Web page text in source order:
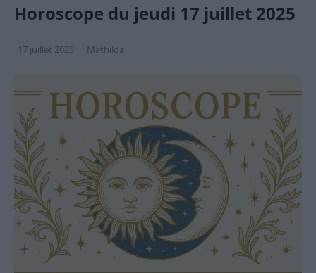
Horoscope du jeudi 17 juillet 2025
17 juillet 2025 Mathilda